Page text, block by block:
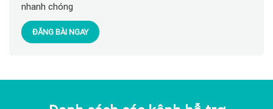
nhanh chóng
ĐĂNG BÀI NGAY